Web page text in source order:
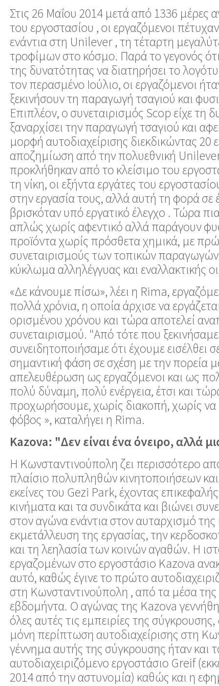
Στις 26 Μαΐου 2014 μετά από 1336 μέρες
του εργοστασίου , οι εργαζόμενοι
ενάντια στη Unilever , τη τέταρτη
τροφίμων στο κόσμο. Παρά το γεγονός
της δυνατότητας να διατηρήσει το
τον περασμένο Ιούλιο, οι εργαζόμενοι
ξεκινήσουν τη παραγωγή τσαγιού και
Επιπλέον, ο συνεταιρισμός Scop είχε τη
ξαναρχίσει την παραγωγή τσαγιού και
μορφή αυτοδιαχείρισης διεκδικώντας
αποζημίωση από την πολυεθνική Unilever
προκλήθηκαν από το κλείσιμο του
τη νίκη, οι εξήντα εργάτες του
στην εργασία τους, αλλά αυτή τη φορά σε
βρισκόταν υπό εργατικό έλεγχο . Τώρα
απλώς χωρίς αφεντικό αλλά παράγουν
προϊόντα χωρίς πρόσθετα χημικά, με
συνεταιρισμούς των τοπικών
κύκλωμα αλληλέγγυας και εναλλακτικής
«Δε κάνουμε πίσω», λέει η Rima,
πολλά χρόνια, η οποία άρχισε να
ορισμένου χρόνου και τώρα αποτελεί
συνεταιρισμού. "Από τότε που
συνειδητοποιήσαμε ότι έχουμε εισέλθει
σημαντική φάση σε σχέση με την πορεία
απελευθέρωση ως εργαζόμενοι και ως
πολύ δύναμη, πολύ ενέργεια, έτσι και
προχωρήσουμε, χωρίς διακοπή, χωρίς να
φόβος », καταλήγει η Rima.
Kazova: "Δεν είναι ένα όνειρο, αλλά
Η Κωνσταντινούπολη ζει περισσότερο
πλαίσιο πολυπληθών κινητοποιήσεων
εκείνες του Gezi Park, έχοντας
κινήματα και τα συνδικάτα και βιώνει
στον αγώνα ενάντια στον αυταρχισμό
εκμετάλλευση της εργασίας, την
και τη λεηλασία των κοινών αγαθών. Η
εργαζομένων στο εργοστάσιο Kazova
αυτό, καθώς έγινε το πρώτο
στη Κωνσταντινούπολη , από τα μέσα της
εβδομήντα. Ο αγώνας της Kazova
όλες αυτές τις εμπειρίες της
μόνη περίπτωση αυτοδιαχείρισης στη
γέννημα αυτής της σύγκρουσης ήταν και
αυτοδιαχειριζόμενο εργοστάσιο Greif
2014 από την αστυνομία) καθώς και η